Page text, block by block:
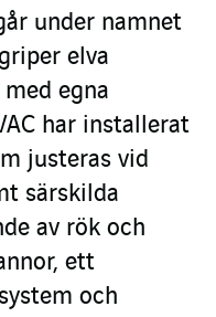
under namnet
elva
egna
har installerat
justeras vid
särskilda
av rök och
ett
och